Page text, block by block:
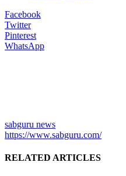
Facebook
Twitter
Pinterest
WhatsApp
sabguru news
https://www.sabguru.com/
RELATED ARTICLES